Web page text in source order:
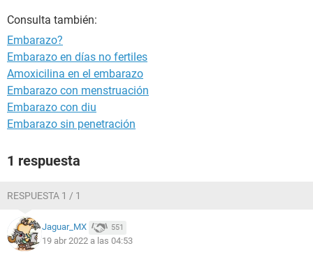
Consulta también:
Embarazo?
Embarazo en días no fertiles
Amoxicilina en el embarazo
Embarazo con menstruación
Embarazo con diu
Embarazo sin penetración
1 respuesta
RESPUESTA 1 / 1
Jaguar_MX 551
19 abr 2022 a las 04:53